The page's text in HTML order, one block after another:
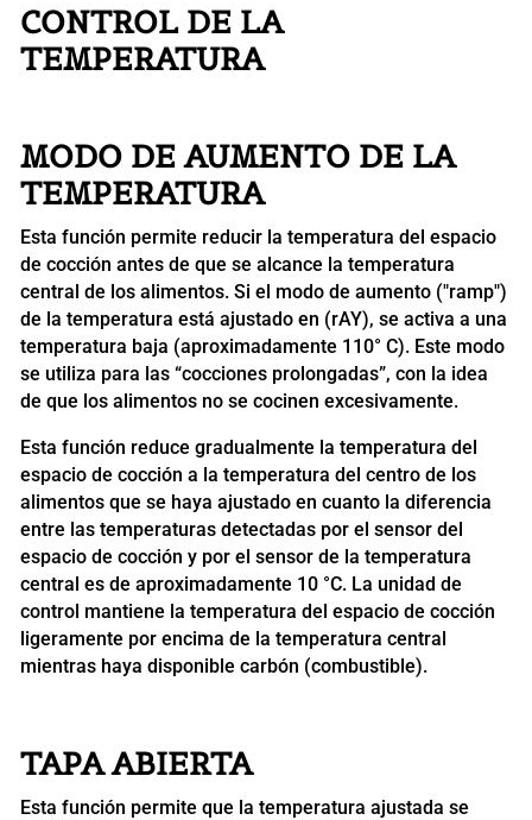
CONTROL DE LA
TEMPERATURA
MODO DE AUMENTO DE LA
TEMPERATURA
Esta función permite reducir la temperatura del espacio
de cocción antes de que se alcance la temperatura
central de los alimentos. Si el modo de aumento ("ramp")
de la temperatura está ajustado en (rAY), se activa a una
temperatura baja (aproximadamente 110° C). Este modo
se utiliza para las “cocciones prolongadas”, con la idea
de que los alimentos no se cocinen excesivamente.
Esta función reduce gradualmente la temperatura del
espacio de cocción a la temperatura del centro de los
alimentos que se haya ajustado en cuanto la diferencia
entre las temperaturas detectadas por el sensor del
espacio de cocción y por el sensor de la temperatura
central es de aproximadamente 10 °C. La unidad de
control mantiene la temperatura del espacio de cocción
ligeramente por encima de la temperatura central
mientras haya disponible carbón (combustible).
TAPA ABIERTA
Esta función permite que la temperatura ajustada se